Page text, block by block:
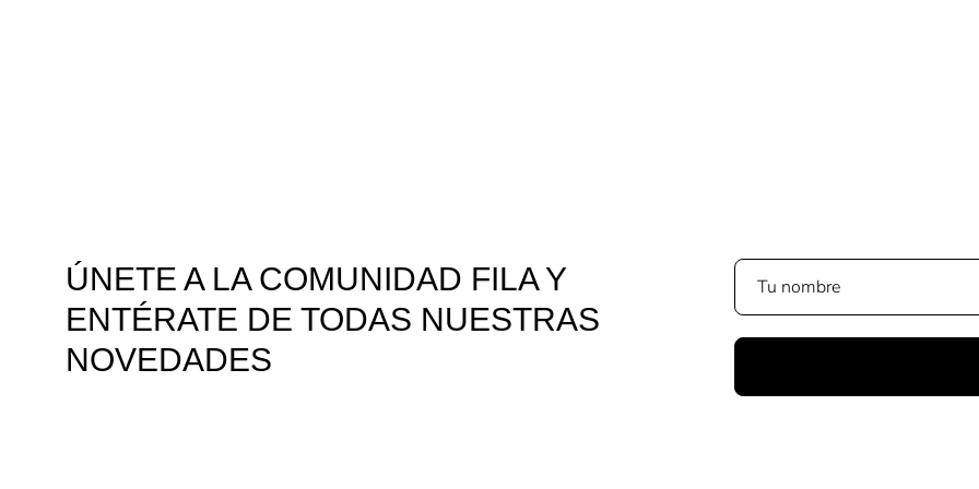
ÚNETE A LA COMUNIDAD FILA Y
ENTÉRATE DE TODAS NUESTRAS
NOVEDADES